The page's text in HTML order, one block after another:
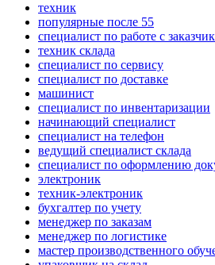
техник
популярные после 55
специалист по работе с
техник склада
специалист по сервису
специалист по доставке
машинист
специалист по инвентаризации
начинающий специалист
специалист на телефон
ведущий специалист склада
специалист по оформлению
электроник
техник-электроник
бухгалтер по учету
менеджер по заказам
менеджер по логистике
мастер производственного